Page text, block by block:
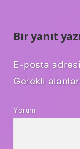
Bir yanıt
E-posta
Gerekli alanlar
Yorum